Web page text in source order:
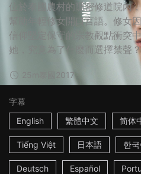
位於泰國農村的隱密修道院內
幫助年輕修女開口言語。修女
信仰堅定保守的宗教觀點衝突
她，究竟為了什麼而選擇禁聲
2017
字幕
English
繁體中文 简体
Tiếng Việt 日本語 한국
Deutsch Español